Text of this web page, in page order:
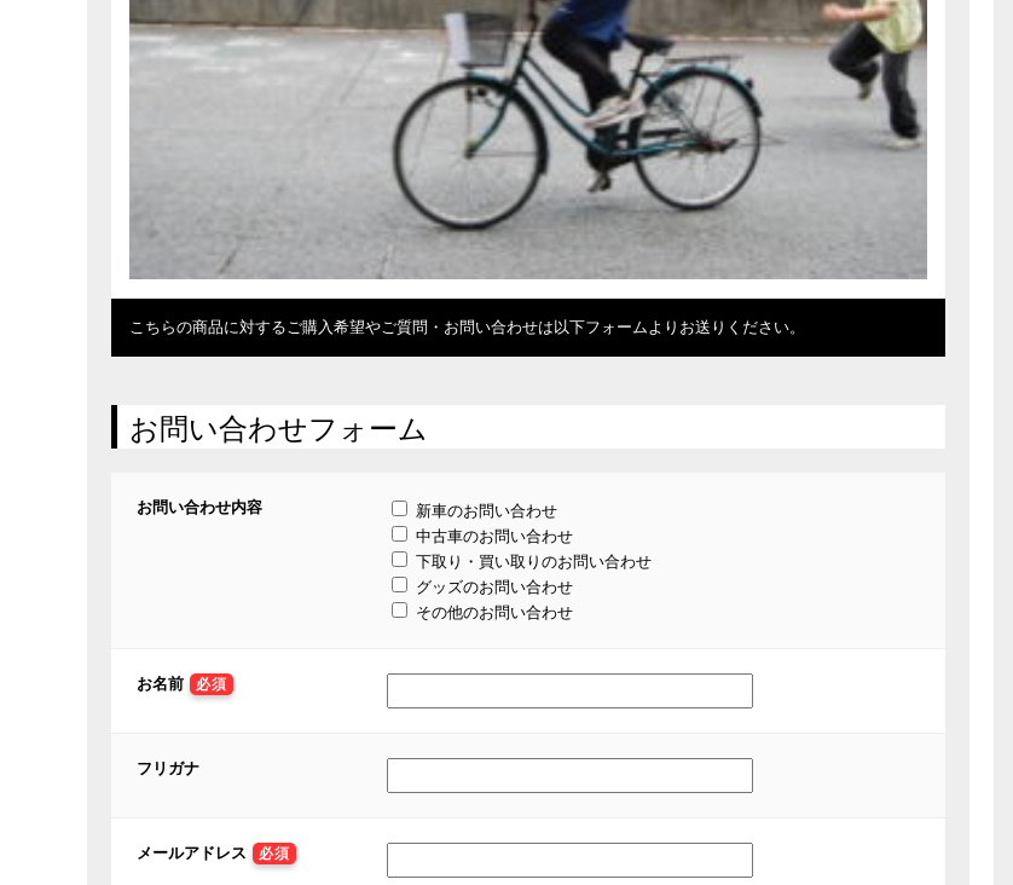
こちらの商品に対するご購入希望やご質問・お問い合わせは以下フォームよりお送りください。
お問い合わせフォーム
お問い合わせ内容
新車のお問い合わせ
中古車のお問い合わせ
下取り・買い取りのお問い合わせ
グッズのお問い合わせ
その他のお問い合わせ
お名前 必須
フリガナ
メールアドレス 必須